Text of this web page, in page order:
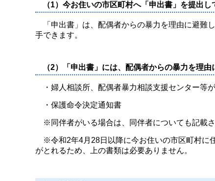
（1）今お住いの市区町村へ「申出書」を提出し
「申出書」は、配偶者からの暴力を理由に避難
手できます。
（2）「申出書」には、配偶者からの暴力を理
・婦人相談所、配偶者暴力相談支援センター等
・保護命令決定通知書
※同伴者がいる場合は、同伴者についても記載さ
※令和2年4月28日以降に今お住いの市区町村に
がとれるため、上の書類は必要ありません。